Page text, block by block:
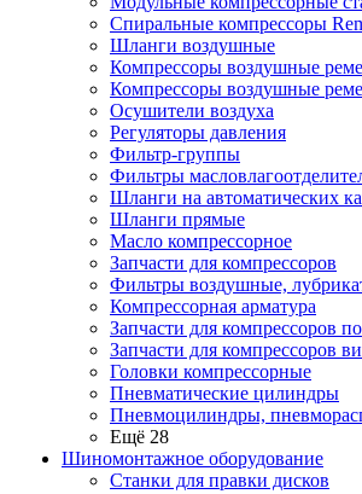
Спиральные компрессоры
Шланги воздушные
Компрессоры воздушные
Компрессоры воздушные
Осушители воздуха
Регуляторы давления
Фильтр-группы
Фильтры
Шланги на автоматических
Шланги прямые
Масло компрессорное
Запчасти для компрессоров
Фильтры воздушные,
Компрессорная арматура
Запчасти для компрессоров
Запчасти для компрессоров
Головки компрессорные
Пневматические цилиндры
Пневмоцилиндры,
Ещё 28
Шиномонтажное оборудование
Станки для правки дисков